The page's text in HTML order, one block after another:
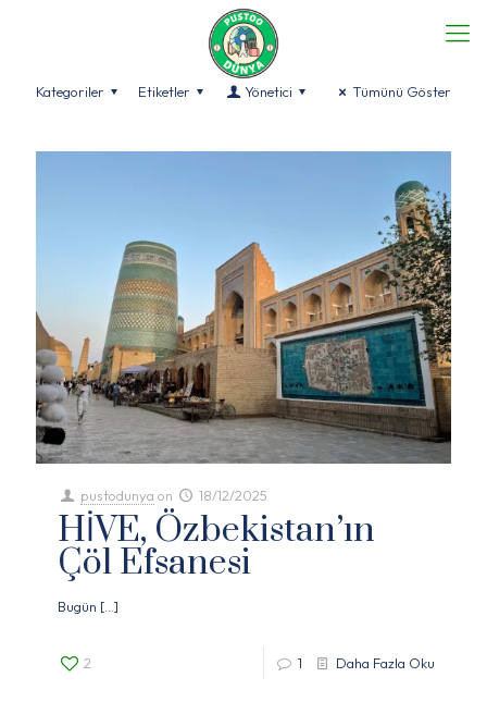
Kategoriler Etiketler Yönetici Tümünü Göster
pustodunya on 18/12/2025
HİVE, Özbekistan’ın
Çöl Efsanesi
Bugün […]
2 1 Daha Fazla Oku